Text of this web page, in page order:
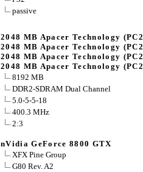
passive
2048 MB Apacer Technology
2048 MB Apacer Technology
2048 MB Apacer Technology
2048 MB Apacer Technology
8192 MB
DDR2-SDRAM Dual Channel
5.0-5-5-18
400.3 MHz
2:3
nVidia GeForce 8800 GTX
XFX Pine Group
G80 Rev. A2